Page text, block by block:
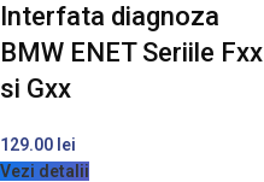
Interfata diagnoza
BMW ENET Seriile Fxx
si Gxx
129.00 lei
Vezi detalii